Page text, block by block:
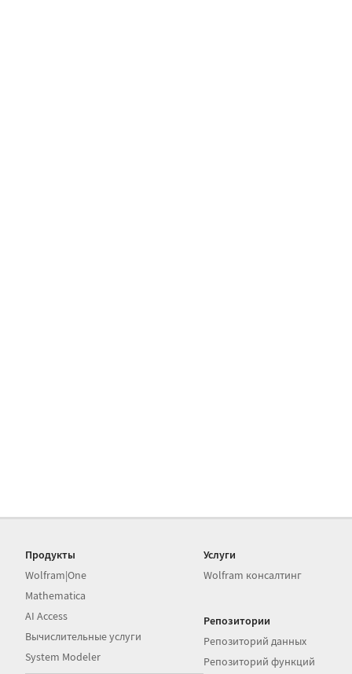
Продукты
Wolfram|One
Mathematica
AI Access
Вычислительные услуги
System Modeler
Услуги
Wolfram консалтинг
Репозитории
Репозиторий данных
Репозиторий функций